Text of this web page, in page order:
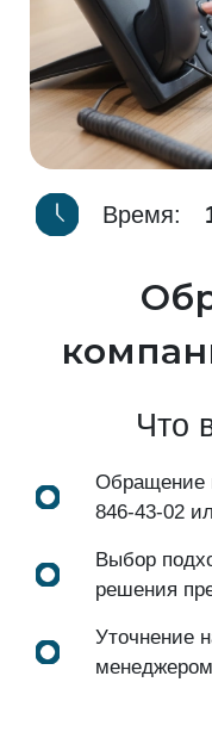
Время:
Что
Обращение
846-43-02
Выбор
решения
Уточнение
менеджером